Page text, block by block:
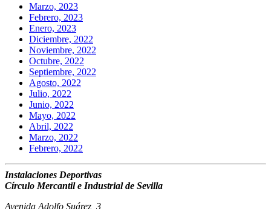
Marzo, 2023
Febrero, 2023
Enero, 2023
Diciembre, 2022
Noviembre, 2022
Octubre, 2022
Septiembre, 2022
Agosto, 2022
Julio, 2022
Junio, 2022
Mayo, 2022
Abril, 2022
Marzo, 2022
Febrero, 2022
Instalaciones Deportivas
Círculo Mercantil e Industrial de Sevilla
Avenida Adolfo Suárez, 3